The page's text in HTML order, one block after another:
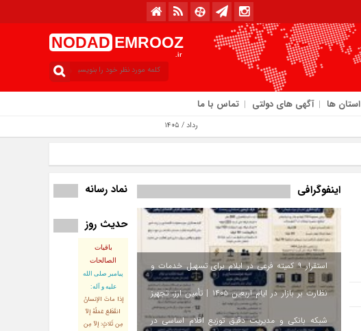
NODAD EMROOZ
.ir
استان ها آگهی های دولتی تماس با ما
اینفوگرافی
استقرار ۹ کمیته فرعی در ایلام برای تسهیل خدمات و
نظارت بر بازار در ایام اربعین ۱۴۰۵ | تأمین ارز، تجهیز
شبکه بانکی و مدیریت دقیق توزیع اقلام اساسی در
نماد رسانه
حدیث روز
باقیات
الصالحات
پيامبر صلى‏ الله‏
عليه ‏و‏ آله:
إذا ماتَ الإنسانُ
انقَطَعَ عَمَلُهُ إلاّ
مِن ثَلاثٍ: إلاّ مِن